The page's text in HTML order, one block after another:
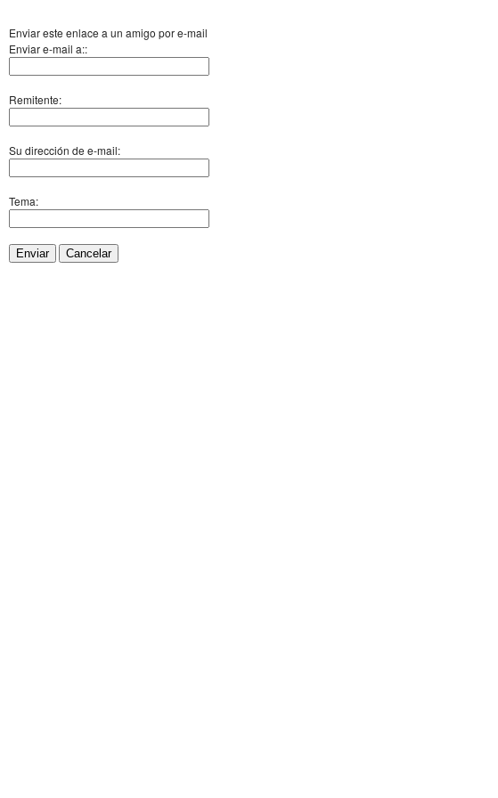
Enviar este enlace a un amigo por e-mail
Enviar e-mail a::
Remitente:
Su dirección de e-mail:
Tema:
Enviar Cancelar